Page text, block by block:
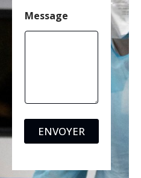
Message
ENVOYER